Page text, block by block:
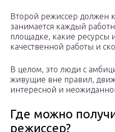
Второй режиссер должен
занимается каждый
площадке, какие ресурсы
качественной работы и
В целом, это люди с
живущие вне правил,
интересной и
Где можно
режиссер?